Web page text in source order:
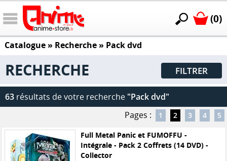
(0)
Catalogue» Recherche » Pack dvd
RECHERCHE FILTRER
63 résultats de votre recherche "Pack dvd"
Pages :
1 2 3 4 5
Full Metal Panic et FUMOFFU -
Intégrale - Pack 2 Coffrets (14 DVD) -
Collector